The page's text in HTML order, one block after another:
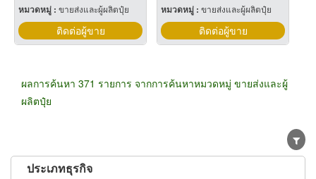
หมวดหมู่ : ขายส่งและผู้ผลิตปุ๋ย
ติดต่อผู้ขาย
หมวดหมู่ :ขายส่งและผู้ผลิตปุ๋ย
ติดต่อผู้ขาย
ผลการค้นหา 371 รายการ จากการค้นหาหมวดหมู่ ขายส่งและผู้
ผลิตปุ๋ย
ประเภทธุรกิจ